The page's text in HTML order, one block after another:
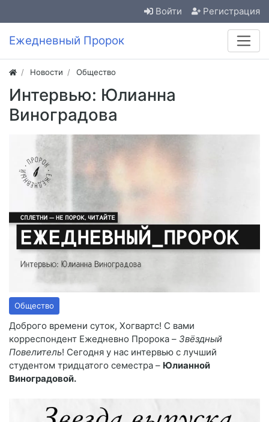
Войти Регистрация
Ежедневный Пророк
Новости Общество
Интервью: Юлианна
Виноградова
Общество
Доброго времени суток, Хогвартс! С вами
корреспондент Ежедневно Пророка – Звёздный
Повелитель! Сегодня у нас интервью с лучший
студентом тридцатого семестра – Юлианной
Виноградовой.